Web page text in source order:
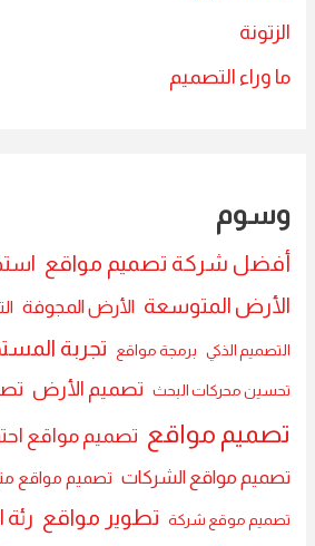
الزتونة
ما وراء التصميم
وسوم
أفضل شركة تصميم مواقع
الأرض المتوسعة الأرض المجوفة
التصميم الذكي برمجة مواقع تجربة
تحسين محركات البحث تصميم الأرض
تصميم مواقع تصميم مواقع
تصميم مواقع الشركات تصميم مواقع
تصميم موقع شركة تطوير مواقع